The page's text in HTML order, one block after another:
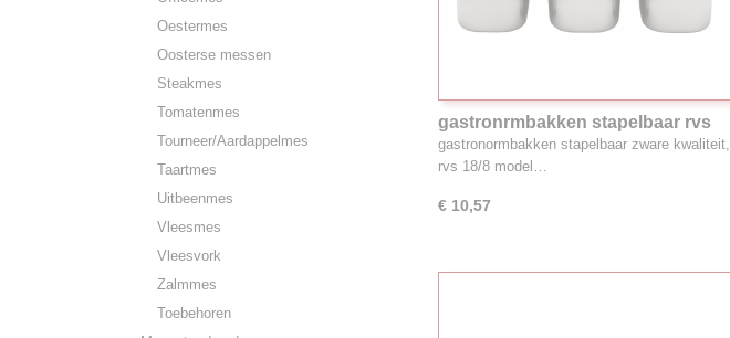
Oestermes
Oosterse messen
Steakmes
Tomatenmes
Tourneer/Aardappelmes
Taartmes
Uitbeenmes
Vleesmes
Vleesvork
Zalmmes
Toebehoren
gastronrmbakken stapelbaar rvs
18/8, 1.6L 1/6GN
gastronormbakken stapelbaar zware kwaliteit,
rvs 18/8 model…
€ 10,57